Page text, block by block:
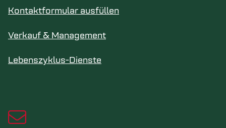
Kontaktformular ausfüllen
Verkauf & Management
Lebenszyklus-Dienste